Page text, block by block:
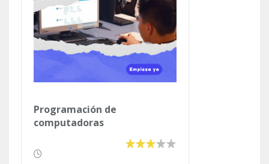
Programación de
computadoras